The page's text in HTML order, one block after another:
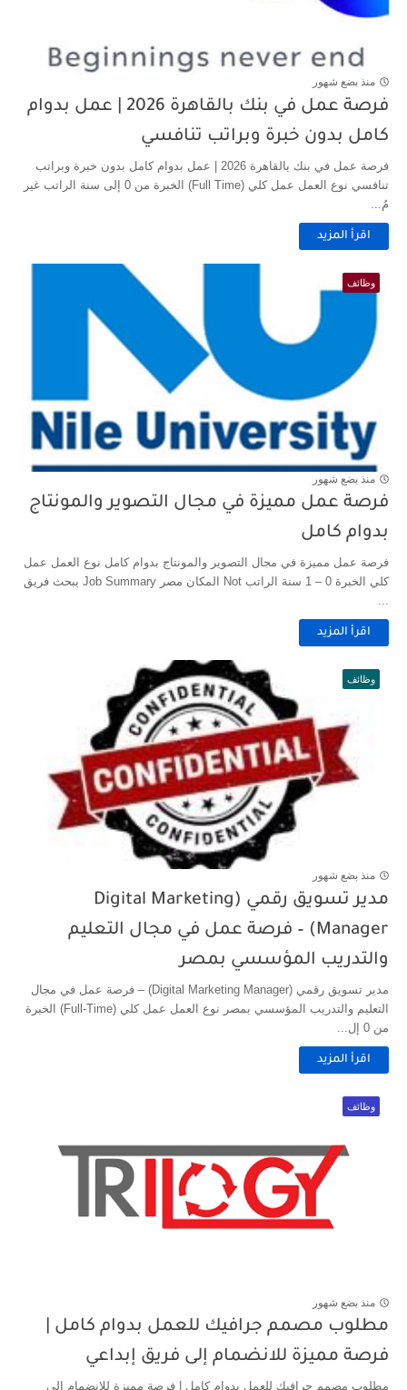
منذ بضع شهور
فرصة عمل في بنك بالقاهرة 2026 | عمل بدوام
كامل بدون خبرة وبراتب تنافسي
فرصة عمل في بنك بالقاهرة 2026 | عمل بدوام كامل بدون خبرة وبراتب
تنافسي نوع العمل عمل كلي (Full Time) الخبرة من 0 إلى سنة الراتب غير
مُ...
اقرأ المزيد
وظائف
منذ بضع شهور
فرصة عمل مميزة في مجال التصوير والمونتاج
بدوام كامل
فرصة عمل مميزة في مجال التصوير والمونتاج بدوام كامل نوع العمل عمل
كلي الخبرة 0 – 1 سنة الراتب Not المكان مصر Job Summary يبحث فريق
...
اقرأ المزيد
وظائف
منذ بضع شهور
مدير تسويق رقمي (Digital Marketing
Manager) – فرصة عمل في مجال التعليم
والتدريب المؤسسي بمصر
مدير تسويق رقمي (Digital Marketing Manager) – فرصة عمل في مجال
التعليم والتدريب المؤسسي بمصر نوع العمل عمل كلي (Full-Time) الخبرة
من 0 إل...
اقرأ المزيد
وظائف
منذ بضع شهور
مطلوب مصمم جرافيك للعمل بدوام كامل |
فرصة مميزة للانضمام إلى فريق إبداعي
مطلوب مصمم جرافيك للعمل بدوام كامل | فرصة مميزة للانضمام إلى